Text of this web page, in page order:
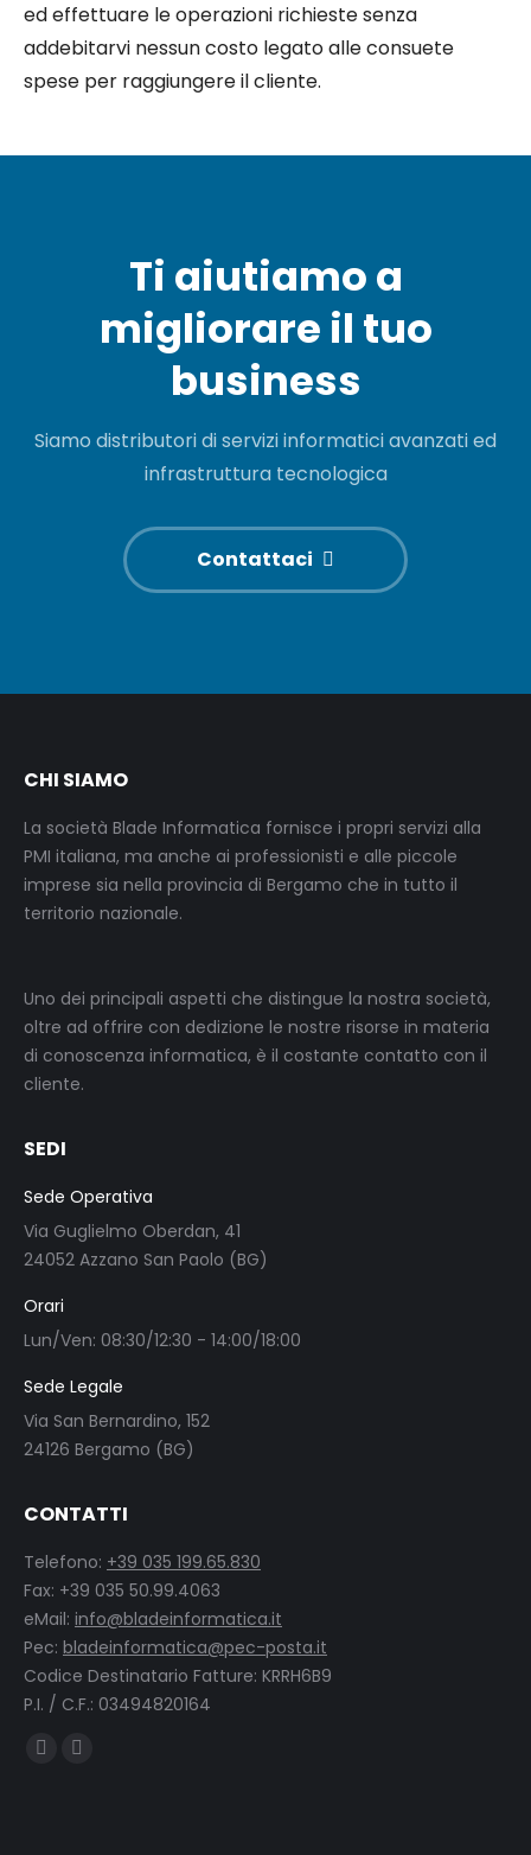
ed effettuare le operazioni richieste senza
addebitarvi nessun costo legato alle consuete
spese per raggiungere il cliente.
Ti aiutiamo a
migliorare il tuo
business
Siamo distributori di servizi informatici avanzati ed
infrastruttura tecnologica
Contattaci
CHI SIAMO
La società Blade Informatica fornisce i propri servizi alla
PMI italiana, ma anche ai professionisti e alle piccole
imprese sia nella provincia di Bergamo che in tutto il
territorio nazionale.
Uno dei principali aspetti che distingue la nostra società,
oltre ad offrire con dedizione le nostre risorse in materia
di conoscenza informatica, è il costante contatto con il
cliente.
SEDI
Sede Operativa
Via Guglielmo Oberdan, 41
24052 Azzano San Paolo (BG)
Orari
Lun/Ven: 08:30/12:30 - 14:00/18:00
Sede Legale
Via San Bernardino, 152
24126 Bergamo (BG)
CONTATTI
Telefono: +39 035 199.65.830
Fax: +39 035 50.99.4063
eMail: info@bladeinformatica.it
Pec: bladeinformatica@pec-posta.it
Codice Destinatario Fatture: KRRH6B9
P.I. / C.F.: 03494820164
Find us on:
Facebook
Linkedin